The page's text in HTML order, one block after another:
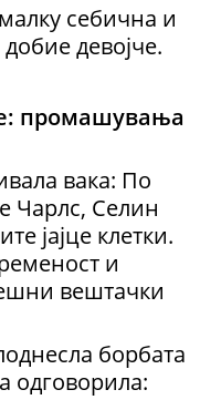
себична и
девојче.
: промашувања
вака: По
Чарлс, Селин
јајце клетки.
и
вештачки
борбата
одговорила: